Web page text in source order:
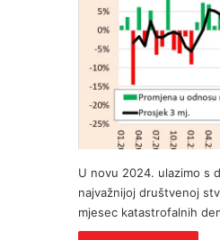
U novu 2024. ulazimo s
najvažnijoj društvenoj
mjesec katastrofalnih